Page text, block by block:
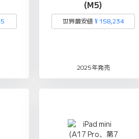
(M5)
世界最安値 ¥ 158,234
2025年発売